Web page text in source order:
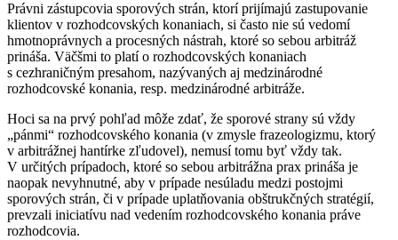
Právni zástupcovia sporových strán, ktorí prijímajú zastupovanie
klientov v rozhodcovských konaniach, si často nie sú vedomí
hmotnoprávnych a procesných nástrah, ktoré so sebou arbitráž
prináša. Väčšmi to platí o rozhodcovských konaniach
s cezhraničným presahom, nazývaných aj medzinárodné
rozhodcovské konania, resp. medzinárodné arbitráže.
Hoci sa na prvý pohľad môže zdať, že sporové strany sú vždy
„pánmi“ rozhodcovského konania (v zmysle frazeologizmu, ktorý
v arbitrážnej hantírke zľudovel), nemusí tomu byť vždy tak.
V určitých prípadoch, ktoré so sebou arbitrážna prax prináša je
naopak nevyhnutné, aby v prípade nesúladu medzi postojmi
sporových strán, či v prípade uplatňovania obštrukčných stratégií,
prevzali iniciatívu nad vedením rozhodcovského konania práve
rozhodcovia.